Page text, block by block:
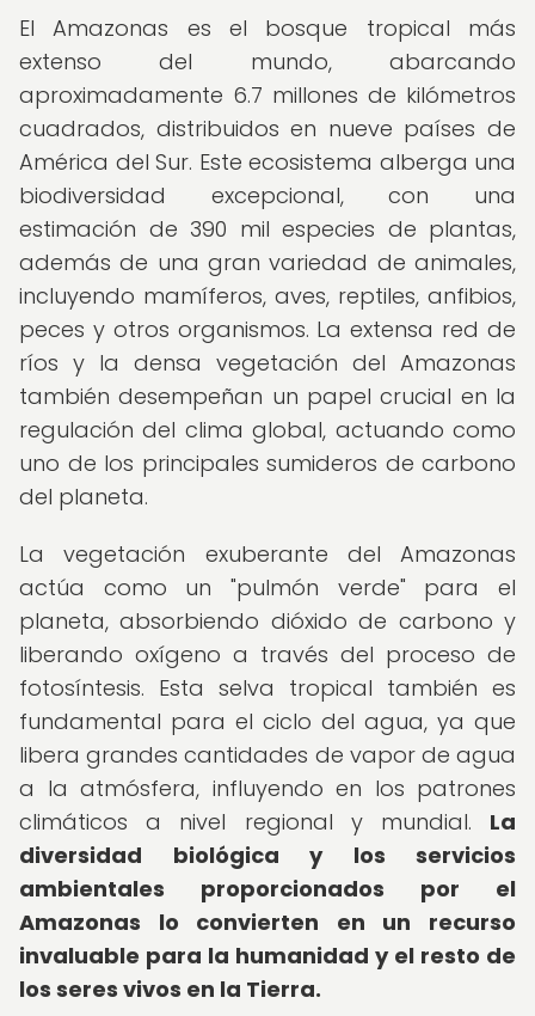
El Amazonas es el bosque tropical más
extenso del mundo, abarcando
aproximadamente 6.7 millones de kilómetros
cuadrados, distribuidos en nueve países de
América del Sur. Este ecosistema alberga una
biodiversidad excepcional, con una
estimación de 390 mil especies de plantas,
además de una gran variedad de animales,
incluyendo mamíferos, aves, reptiles, anfibios,
peces y otros organismos. La extensa red de
ríos y la densa vegetación del Amazonas
también desempeñan un papel crucial en la
regulación del clima global, actuando como
uno de los principales sumideros de carbono
del planeta.
La vegetación exuberante del Amazonas
actúa como un "pulmón verde" para el
planeta, absorbiendo dióxido de carbono y
liberando oxígeno a través del proceso de
fotosíntesis. Esta selva tropical también es
fundamental para el ciclo del agua, ya que
libera grandes cantidades de vapor de agua
a la atmósfera, influyendo en los patrones
climáticos a nivel regional y mundial. La
diversidad biológica y los servicios
ambientales proporcionados por el
Amazonas lo convierten en un recurso
invaluable para la humanidad y el resto de
los seres vivos en la Tierra.